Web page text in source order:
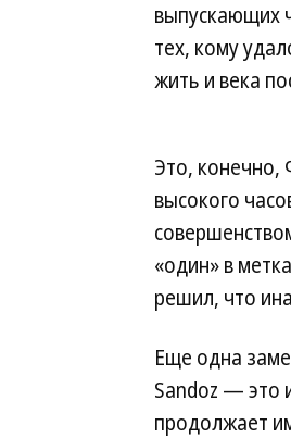
выпускающих
тех, кому
жить и века
Это, конечно,
высокого
«один» в
решил, что
Еще одна
Sandoz — это
продолжает